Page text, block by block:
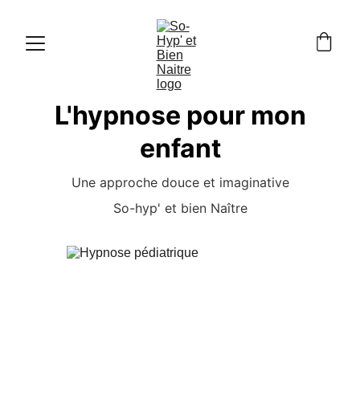
L'hypnose pour mon
enfant
Une approche douce et imaginative
So-hyp' et bien Naître